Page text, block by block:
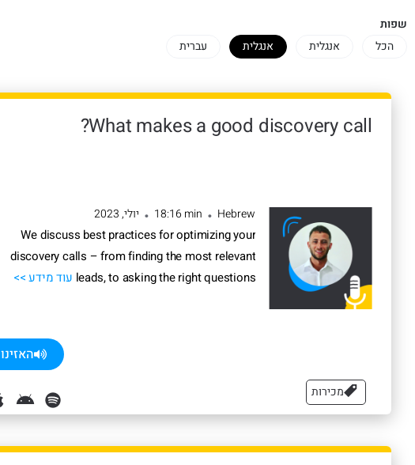
שפות
הכל
אנגלית אנגלית עברית
What makes a good discovery call?
Hebrew
•
18:16 min
• יולי, 2023
We discuss best practices for optimizing your
discovery calls – from finding the most relevant
leads, to asking the right questions עוד מידע >>
האזינו
מכירות